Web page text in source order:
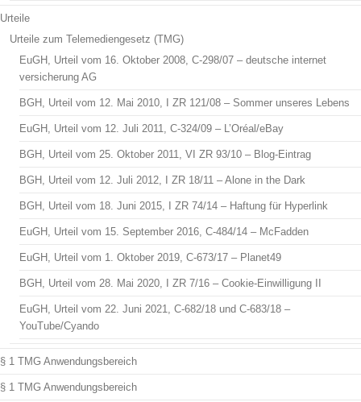
Urteile
Urteile zum Telemediengesetz (TMG)
EuGH, Urteil vom 16. Oktober 2008, C-298/07 – deutsche internet
versicherung AG
BGH, Urteil vom 12. Mai 2010, I ZR 121/08 – Sommer unseres Lebens
EuGH, Urteil vom 12. Juli 2011, C-324/09 – L’Oréal/eBay
BGH, Urteil vom 25. Oktober 2011, VI ZR 93/10 – Blog-Eintrag
BGH, Urteil vom 12. Juli 2012, I ZR 18/11 – Alone in the Dark
BGH, Urteil vom 18. Juni 2015, I ZR 74/14 – Haftung für Hyperlink
EuGH, Urteil vom 15. September 2016, C-484/14 – McFadden
EuGH, Urteil vom 1. Oktober 2019, C-673/17 – Planet49
BGH, Urteil vom 28. Mai 2020, I ZR 7/16 – Cookie-Einwilligung II
EuGH, Urteil vom 22. Juni 2021, C-682/18 und C-683/18 –
YouTube/Cyando
§ 1 TMG Anwendungsbereich
§ 1 TMG Anwendungsbereich